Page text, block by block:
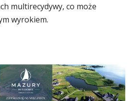
multirecydywy, co może
wyrokiem.